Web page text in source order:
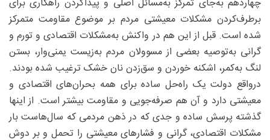
چهاردهم به‌جای تمرکز به‌مسائل اصلی و پیداکردن راهکاری برای
برطرف‌کردن مشکلات معیشتی مردم بر موضوع مقاومت متمرکز
شده است. قبل از این هم در واکنش به‌مشکلات اقتصادی و تورم و
گرانی به‌توصیه بعضی از مسوولان مردم به‌زیست یمنی‌وار، بستن
لنگ به‌کمر، اشکنه خوردن و سق‌زدن نان خشک ترغیب شده بودند.
درواقع دولت یک راه‌حل ساده برای همه بحران‌های اقتصادی و
معیشتی دارد و آن هم صرفه‌جویی و مقاومت بیشتر است. از اینها
گذشته پرسش ساده و جدی که در ذهن مردمی که سال‌هاست بار
مشکلات اقتصادی، گرانی و فشارهای معیشتی را تحمل و بر دوش